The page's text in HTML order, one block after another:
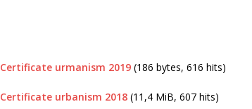
Certificate urmanism 2019 (186 bytes, 616 hits)
Certificate urbanism 2018 (11,4 MiB, 607 hits)